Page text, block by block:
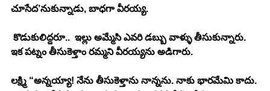
చూసేద’నుకున్నాడు, బాధగా వీరయ్య.
కొడుకులిద్దరూ..  ఇల్లు అమ్మేసి ఎవరి డబ్బు వాళ్ళు తీసుకున్నారు.
ఇక పట్నం తీసుకెళ్తాం రమ్మని వీరయ్యను అడిగారు.
లక్ష్మి “అన్నయ్యా! నేను తీసుకెళ్తాను నాన్నను. నాకు భారమేమి కాదు.